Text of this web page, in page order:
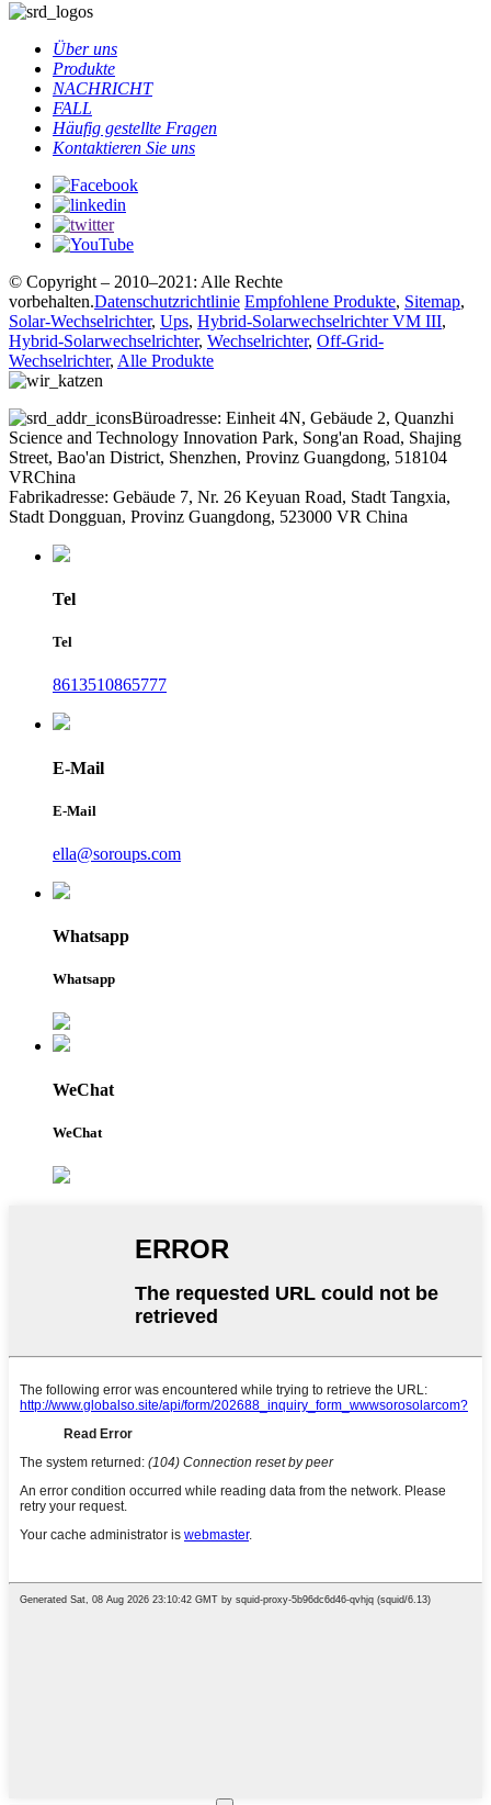
Über uns
Produkte
NACHRICHT
FALL
Häufig gestellte Fragen
Kontaktieren Sie uns
© Copyright – 2010–2021: Alle Rechte
vorbehalten.Datenschutzrichtlinie Empfohlene Produkte, Sitemap,
Solar-Wechselrichter, Ups, Hybrid-Solarwechselrichter VM III,
Hybrid-Solarwechselrichter, Wechselrichter, Off-Grid-
Wechselrichter, Alle Produkte
Büroadresse: Einheit 4N, Gebäude 2, Quanzhi
Science and Technology Innovation Park, Song'an Road, Shajing
Street, Bao'an District, Shenzhen, Provinz Guangdong, 518104
VRChina
Fabrikadresse: Gebäude 7, Nr. 26 Keyuan Road, Stadt Tangxia,
Stadt Dongguan, Provinz Guangdong, 523000 VR China
Tel
Tel
8613510865777
E-Mail
E-Mail
ella@soroups.com
Whatsapp
Whatsapp
WeChat
WeChat